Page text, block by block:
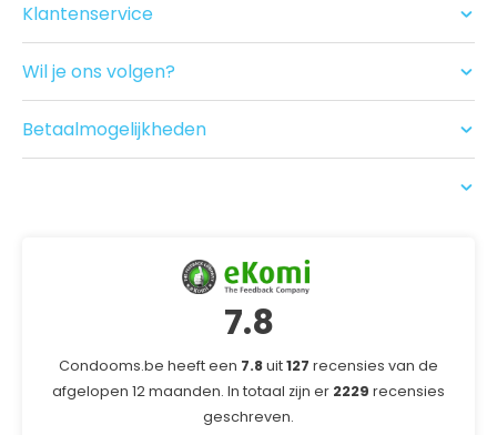
Seksspeeltjes
Acties
Drogist
Nieuwe producten
Klantenservice
Betalen
Bezorgen
Recensies
Wil je ons volgen?
Betaalmogelijkheden
7.8
Condooms.be heeft een 7.8uit127 recensies van de
afgelopen 12 maanden. In totaal zijn er 2229 recensies
geschreven.